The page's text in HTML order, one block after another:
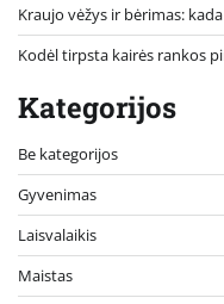
Kraujo vėžys ir bėrimas:
Kodėl tirpsta kairės rankos
Kategorijos
Be kategorijos
Gyvenimas
Laisvalaikis
Maistas